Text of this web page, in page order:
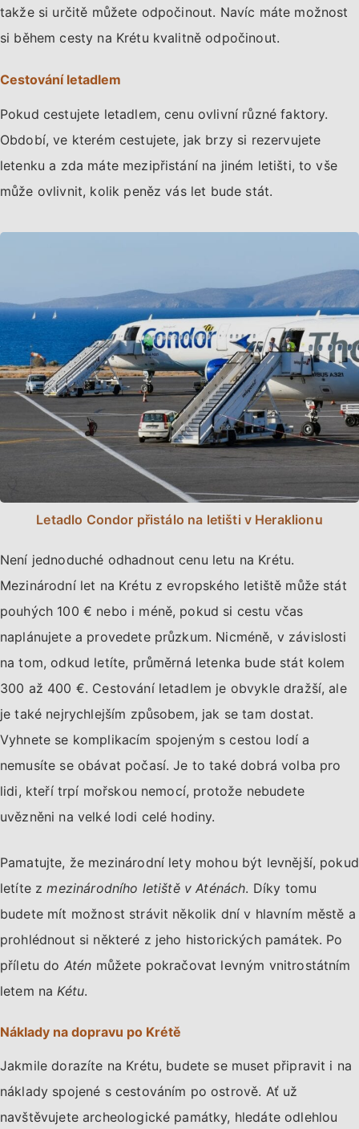
takže si určitě můžete odpočinout. Navíc máte možnost
si během cesty na Krétu kvalitně odpočinout.
Cestování letadlem
Pokud cestujete letadlem, cenu ovlivní různé faktory.
Období, ve kterém cestujete, jak brzy si rezervujete
letenku a zda máte mezipřistání na jiném letišti, to vše
může ovlivnit, kolik peněz vás let bude stát.
Letadlo Condor přistálo na letišti v Heraklionu
Není jednoduché odhadnout cenu letu na Krétu.
Mezinárodní let na Krétu z evropského letiště může stát
pouhých 100 € nebo i méně, pokud si cestu včas
naplánujete a provedete průzkum. Nicméně, v závislosti
na tom, odkud letíte, průměrná letenka bude stát kolem
300 až 400 €. Cestování letadlem je obvykle dražší, ale
je také nejrychlejším způsobem, jak se tam dostat.
Vyhnete se komplikacím spojeným s cestou lodí a
nemusíte se obávat počasí. Je to také dobrá volba pro
lidi, kteří trpí mořskou nemocí, protože nebudete
uvězněni na velké lodi celé hodiny.
Pamatujte, že mezinárodní lety mohou být levnější, pokud
letíte zmezinárodního letiště v Aténách. Díky tomu
budete mít možnost strávit několik dní v hlavním městě a
prohlédnout si některé z jeho historických památek. Po
příletu do Atén můžete pokračovat levným vnitrostátním
letem naKétu.
Náklady na dopravu po Krétě
Jakmile dorazíte na Krétu, budete se muset připravit i na
náklady spojené s cestováním po ostrově. Ať už
navštěvujete archeologické památky, hledáte odlehlou